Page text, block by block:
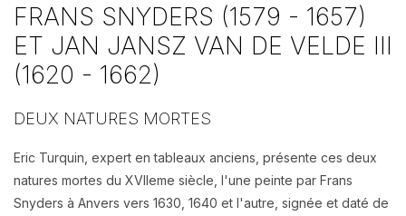
FRANS SNYDERS (1579 - 1657)
ET JAN JANSZ VAN DE VELDE III
(1620 - 1662)
DEUX NATURES MORTES
Eric Turquin, expert en tableaux anciens, présente ces deux
natures mortes du XVIIeme siècle, l'une peinte par Frans
Snyders à Anvers vers 1630, 1640 et l'autre, signée et daté de